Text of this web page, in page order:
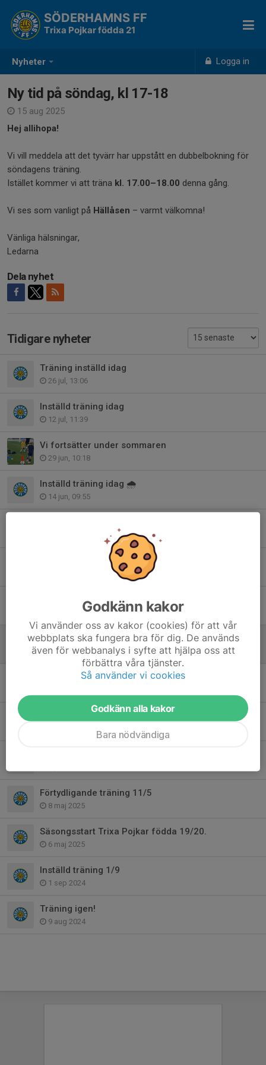
Nyheter Logga in
SÖDERHAMNS FF
Trixa Pojkar födda 21
Ny tid på söndag, kl 17-18
15 aug 2025
Hej allihopa!
Vi vill meddela att det tyvärr har uppstått en dubbelbokning för
söndagens träning.
Istället kommer vi att träna kl. 17.00–18.00 denna gång.
Vi ses som vanligt på Hällåsen – varmt välkomna!
Vänliga hälsningar,
Ledarna
Dela nyhet
Tidigare nyheter
Träning inställd idag
26 jul, 13:06
Inställd träning idag
12 jul, 11:39
Vi fortsätter under sommaren
29 jun, 10:18
Inställd träning idag 🌧️
14 jun, 09:55
Nu kör vi igång Trixa 2021
Tack för en rolig säsong!
15 sep 2025
Ny tid på söndag, kl 17-18
15 aug 2025
Vi är igång igen – Träning 17/8
Inställd träning 15/6
Förtydligande träning 11/5
8 maj 2025
Säsongsstart Trixa Pojkar födda 19/20.
6 maj 2025
Inställd träning 1/9
1 sep 2024
Träning igen!
9 aug 2024
Godkänn kakor
Vi använder oss av kakor (cookies) för att vår
webbplats ska fungera bra för dig. De används
även för webbanalys i syfte att hjälpa oss att
förbättra våra tjänster.
Så använder vi cookies
Godkänn alla kakor
Bara nödvändiga